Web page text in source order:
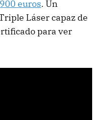
euros. Un
Láser capaz de
para ver